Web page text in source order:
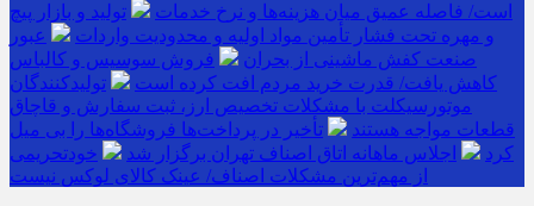
است/ فاصله عمیق میان هزینه‌ها و نرخ خدمات
تولید و بازار پیچ
و مهره تحت فشار تأمین مواد اولیه و محدودیت واردات
عبور
صنعت کفش ماشینی از بحران
فروش سوسیس و کالباس
کاهش یافت/ قدرت خرید مردم افت کرده است
تولیدکنندگان
موتورسیکلت با مشکلات تخصیص ارز، ثبت سفارش و قاچاق
قطعات مواجه هستند
تأخیر در پرداخت‌ها فروشگاه‌ها را بی میل
کرد
اجلاس ماهانه اتاق اصناف تهران برگزار شد
خودتحریمی
از مهم‌ترین مشکلات اصناف/ عینک کالای لوکس نیست